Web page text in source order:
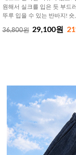
원해서 실크를 입은 듯 부드
뚜루 입을 수 있는 반바지!
36,800원 29,100원